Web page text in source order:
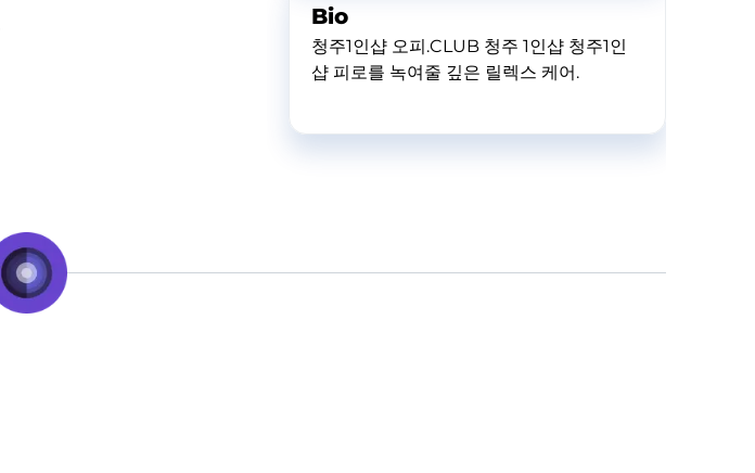
Bio
청주1인샵 오피.CLUB 청주 1인샵 청주1인
샵 피로를 녹여줄 깊은 릴렉스 케어.